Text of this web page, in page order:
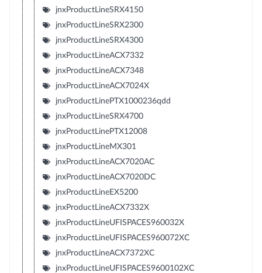
jnxProductLineSRX4150
jnxProductLineSRX2300
jnxProductLineSRX4300
jnxProductLineACX7332
jnxProductLineACX7348
jnxProductLineACX7024X
jnxProductLinePTX1000236qdd
jnxProductLineSRX4700
jnxProductLinePTX12008
jnxProductLineMX301
jnxProductLineACX7020AC
jnxProductLineACX7020DC
jnxProductLineEX5200
jnxProductLineACX7332X
jnxProductLineUFISPACES960032X
jnxProductLineUFISPACES960072XC
jnxProductLineACX7372XC
jnxProductLineUFISPACES9600102XC